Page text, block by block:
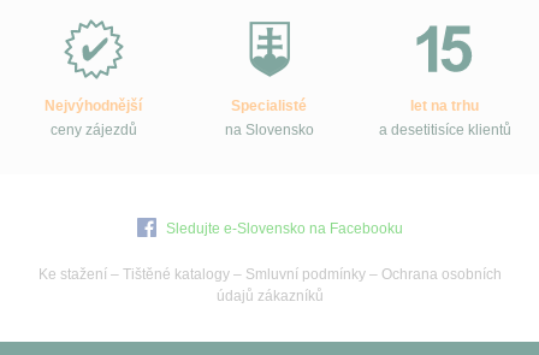
Slovensko.cz?
Nejvýhodnější
ceny zájezdů
Specialisté
na Slovensko
let na trhu
a desetitisíce klientů
Sledujte e-Slovensko na Facebooku
Ke stažení – Tištěné katalogy– Smluvní podmínky– Ochrana osobních
údajů zákazníků